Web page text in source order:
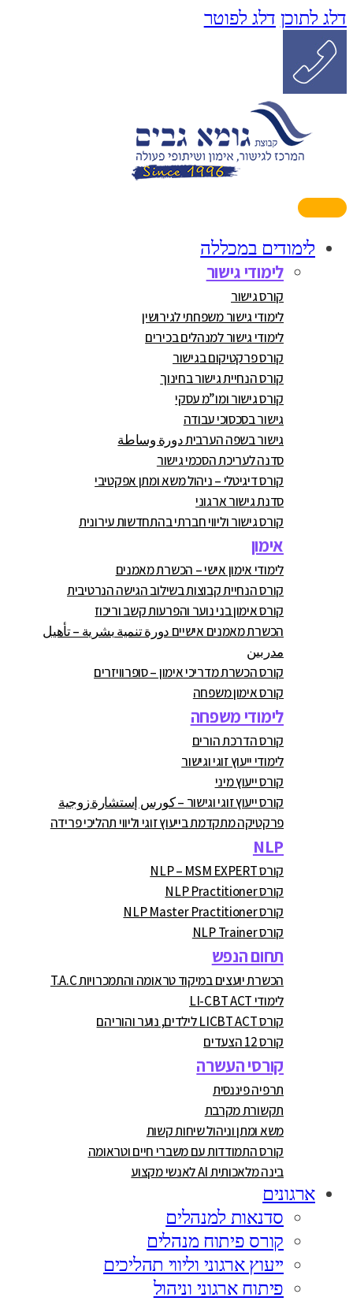
דלג לתוכן דלג לפוטר
לימודים במכללה
לימודי גישור
קורס גישור
לימודי גישור משפחתי לגירושין
לימודי גישור למנהלים בכירים
קורס פרקטיקום בגישור
קורס הנחיית גישור בחינוך
קורס גישור ומו”מ עסקי
גישור בסכסוכי עבודה
גישור בשפה הערבית دورة وساطة
סדנה לעריכת הסכמי גישור
קורס דיגיטלי – ניהול משא ומתן אפקטיבי
סדנת גישור ארגוני
קורס גישור וליווי חברתי בהתחדשות עירונית
אימון
לימודי אימון אישי – הכשרת מאמנים
קורס הנחיית קבוצות בשילוב הגישה הנרטיבית
קורס אימון בני נוער והפרעות קשב וריכוז
הכשרת מאמנים אישיים دورة تنمية بشرية – تأهيل
مدربين
קורס הכשרת מדריכי אימון – סופרוויזרים
קורס אימון משפחה
לימודי משפחה
קורס הדרכת הורים
לימודי ייעוץ זוגי וגישור
קורס ייעוץ מיני
קורס ייעוץ זוגי וגישור – كورس إستشارة زوجية
פרקטיקה מתקדמת בייעוץ זוגי וליווי תהליכי פרידה
NLP
קורס NLP – MSM EXPERT
קורס NLP Practitioner
קורס NLP Master Practitioner
קורס NLP Trainer
תחום הנפש
הכשרת יועצים במיקוד טראומה והתמכרויות T.A.C
לימודי LI-CBT ACT
קורס LICBT ACT לילדים, נוער והוריהם
קורס 12 הצעדים
קורסי העשרה
תרפיה פיננסית
תקשורת מקרבת
משא ומתן וניהול שיחות קשות
קורס התמודדות עם משברי חיים וטראומה
בינה מלאכותית AI לאנשי מקצוע
ארגונים
סדנאות למנהלים
קורס פיתוח מנהלים
ייעוץ ארגוני וליווי תהליכים
פיתוח ארגוני וניהול